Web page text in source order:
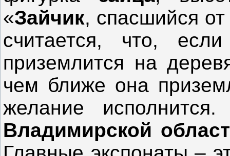
«Зайчик, спасшийся
считается, что,
приземлится на
чем ближе она
желание
Владимирской